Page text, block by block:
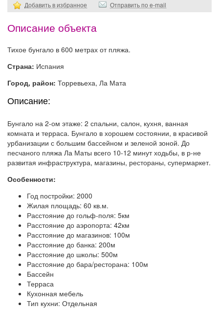
Добавить в избранное Отправить по e-mail
Описание объекта
Тихое бунгало в 600 метрах от пляжа.
Страна: Испания
Город, район: Торревьеха, Ла Мата
Описание:
Бунгало на 2-ом этаже: 2 спальни, салон, кухня, ванная
комната и терраса. Бунгало в хорошем состоянии, в красивой
урбанизации с большим бассейном и зеленой зоной. До
песчаного пляжа Ла Маты всего 10-12 минут ходьбы, в р-не
развитая инфраструктура, магазины, рестораны, супермаркет.
Особенности:
Год постройки: 2000
Жилая площадь: 60 кв.м.
Расстояние до гольф-поля: 5км
Расстояние до аэропорта: 42км
Расстояние до магазинов: 100м
Расстояние до банка: 200м
Расстояние до школы: 500м
Расстояние до бара/ресторана: 100м
Бассейн
Терраса
Кухонная мебель
Тип кухни: Отдельная